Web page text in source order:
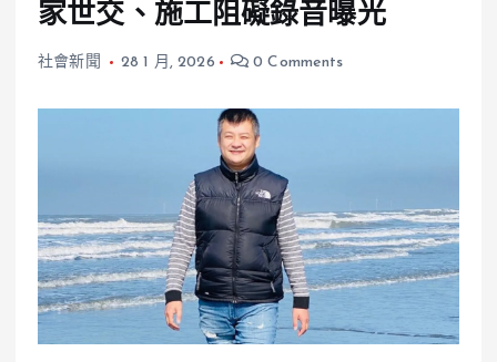
家世交、施工阻礙錄音曝光
社會新聞 28 1 月, 2026 0 Comments